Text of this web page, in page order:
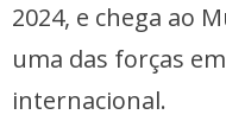
2024, e chega ao
uma das forças
internacional.